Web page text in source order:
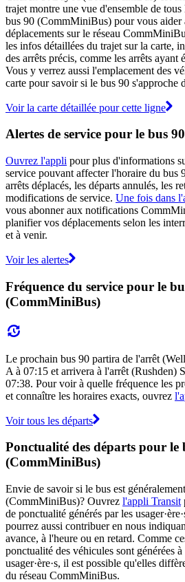
trajet montre une vue d'ensemble de tous
bus 90 (CommMiniBus) pour vous aider
déplacements sur le réseau
les infos détaillées du trajet sur la carte,
des arrêts précis, comme les arrêts ayant
Vous y verrez aussi l'emplacement des
carte pour savoir si le bus 90 s'approche
Voir la carte détaillée pour cette ligne
Alertes de service pour le bus
Ouvrez l'appli pour plus d'informations
service pouvant affecter l'horaire du bus
arrêts déplacés, les départs annulés, les
modifications de service. Une fois dans
vous abonner aux notifications
planifier vos déplacements selon les
et à venir.
Voir les alertes
Fréquence du service pour le
(CommMiniBus)
Le prochain bus 90 partira de l'arrêt
A à 07:15 et arrivera à l'arrêt (Rushden)
07:38. Pour voir à quelle fréquence les
et connaître les horaires exacts, ouvrez
Voir tous les départs
Ponctualité des départs pour le
(CommMiniBus)
Envie de savoir si le bus est
(CommMiniBus)? Ouvrez l'appli Transit
de ponctualité générés par les
pourrez aussi contribuer en nous
avance, à l'heure ou en retard. Comme
ponctualité des véhicules sont générées
usager·ère·s, il est possible qu'elles
du réseau CommMiniBus.